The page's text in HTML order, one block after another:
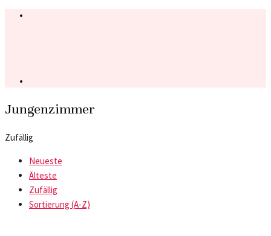
Jungenzimmer
Zufällig
Neueste
Älteste
Zufällig
Sortierung (A-Z)